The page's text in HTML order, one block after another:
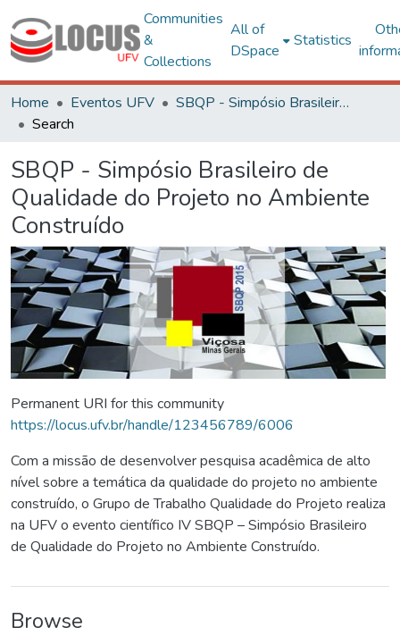
Communities
&
Collections
All of
DSpace
Statistics
Home Eventos UFV
SBQP - Simpósio Brasileiro de Qualidade do Projeto no Ambiente Construído
Search
SBQP - Simpósio Brasileiro de
Qualidade do Projeto no Ambiente
Construído
Permanent URI for this community
https://locus.ufv.br/handle/123456789/6006
Com a missão de desenvolver pesquisa acadêmica de alto
nível sobre a temática da qualidade do projeto no ambiente
construído, o Grupo de Trabalho Qualidade do Projeto realiza
na UFV o evento científico IV SBQP – Simpósio Brasileiro
de Qualidade do Projeto no Ambiente Construído.
Browse